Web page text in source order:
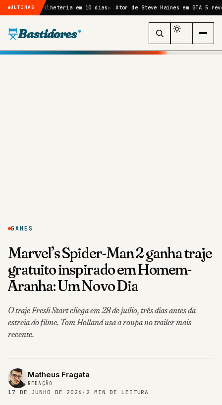
ÚLTIMAS
de bilheteria em 10 dias Ator de Steve Haines em GTA 5 revela
Bastidores ®
GAMES
Marvel’s Spider-Man 2 ganha traje
gratuito inspirado em Homem-
Aranha: Um Novo Dia
O traje Fresh Start chega em 28 de julho, três dias antes da
estreia do filme. Tom Holland usa a roupa no trailer mais
recente.
Matheus Fragata
REDAÇÃO
17 DE JUNHO DE 2026 · 2 MIN DE LEITURA